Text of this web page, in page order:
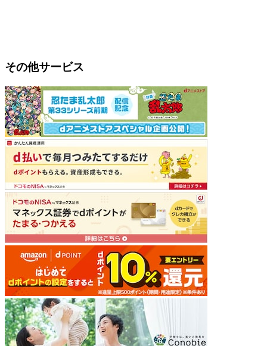
その他サービス